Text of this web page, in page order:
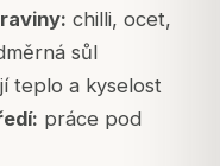
chilli, ocet,
sůl
teplo a kyselost
práce pod